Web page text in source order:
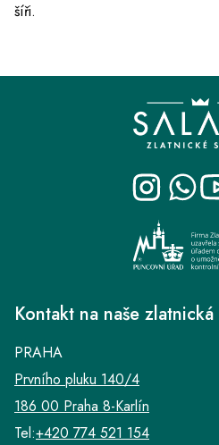
šíři.
Kontakt na naše
PRAHA
Prvního pluku 140/4
186 00 Praha 8-Karlín
Tel:+420 774 521 154